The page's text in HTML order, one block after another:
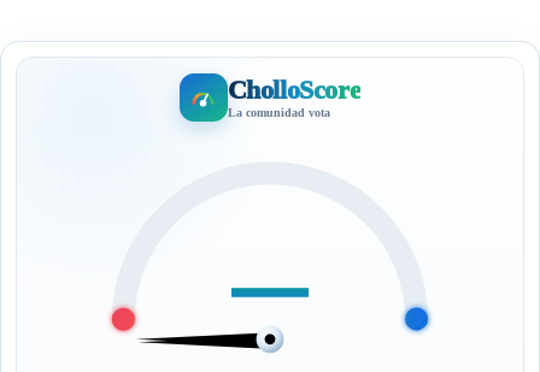
CholloScore
La comunidad vota
—